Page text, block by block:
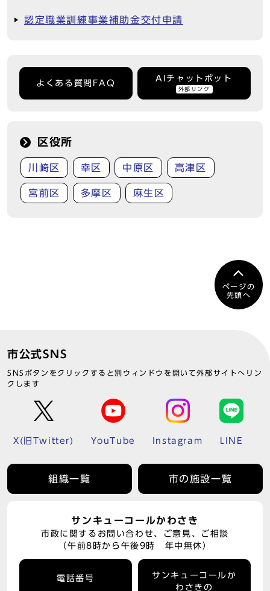
認定職業訓練事業補助金交付申請
よくある質問FAQ
AIチャットボット
外部リンク
区役所
川崎区 幸区 中原区 高津区
宮前区 多摩区 麻生区
ページの
先頭へ
市公式SNS
SNSボタンをクリックすると別ウィンドウを開いて外部サイトへリン
クします
X(旧Twitter) YouTube Instagram LINE
組織一覧 市の施設一覧
サンキューコールかわさき
市政に関するお問い合わせ、ご意見、ご相談
（午前8時から午後9時 年中無休）
電話番号
サンキューコールか
わさきの